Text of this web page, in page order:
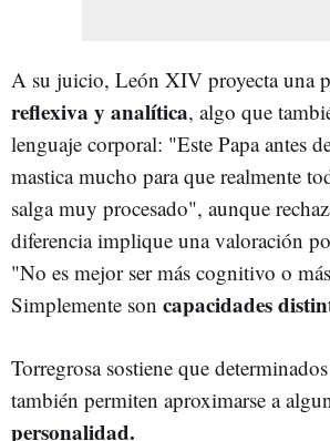
A su juicio, León XIV proyecta una
reflexiva y analítica, algo que
lenguaje corporal: "Este Papa antes
mastica mucho para que realmente
salga muy procesado", aunque
diferencia implique una valoración
"No es mejor ser más cognitivo o
Simplemente son capacidades
Torregrosa sostiene que determinados
también permiten aproximarse a
personalidad.